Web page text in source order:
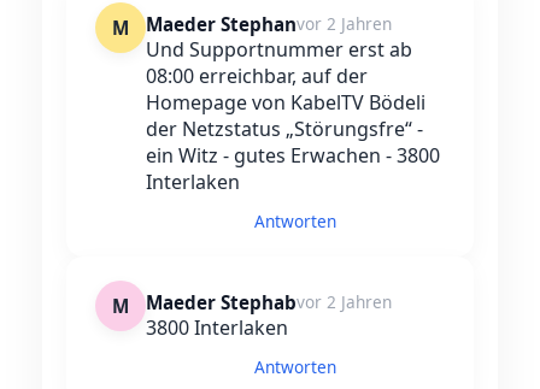
M Maeder Stephanvor 2 Jahren
Und Supportnummer erst ab
08:00 erreichbar, auf der
Homepage von KabelTV Bödeli
der Netzstatus „Störungsfre“ -
ein Witz - gutes Erwachen - 3800
Interlaken
Antworten
M Maeder Stephabvor 2 Jahren
3800 Interlaken
Antworten